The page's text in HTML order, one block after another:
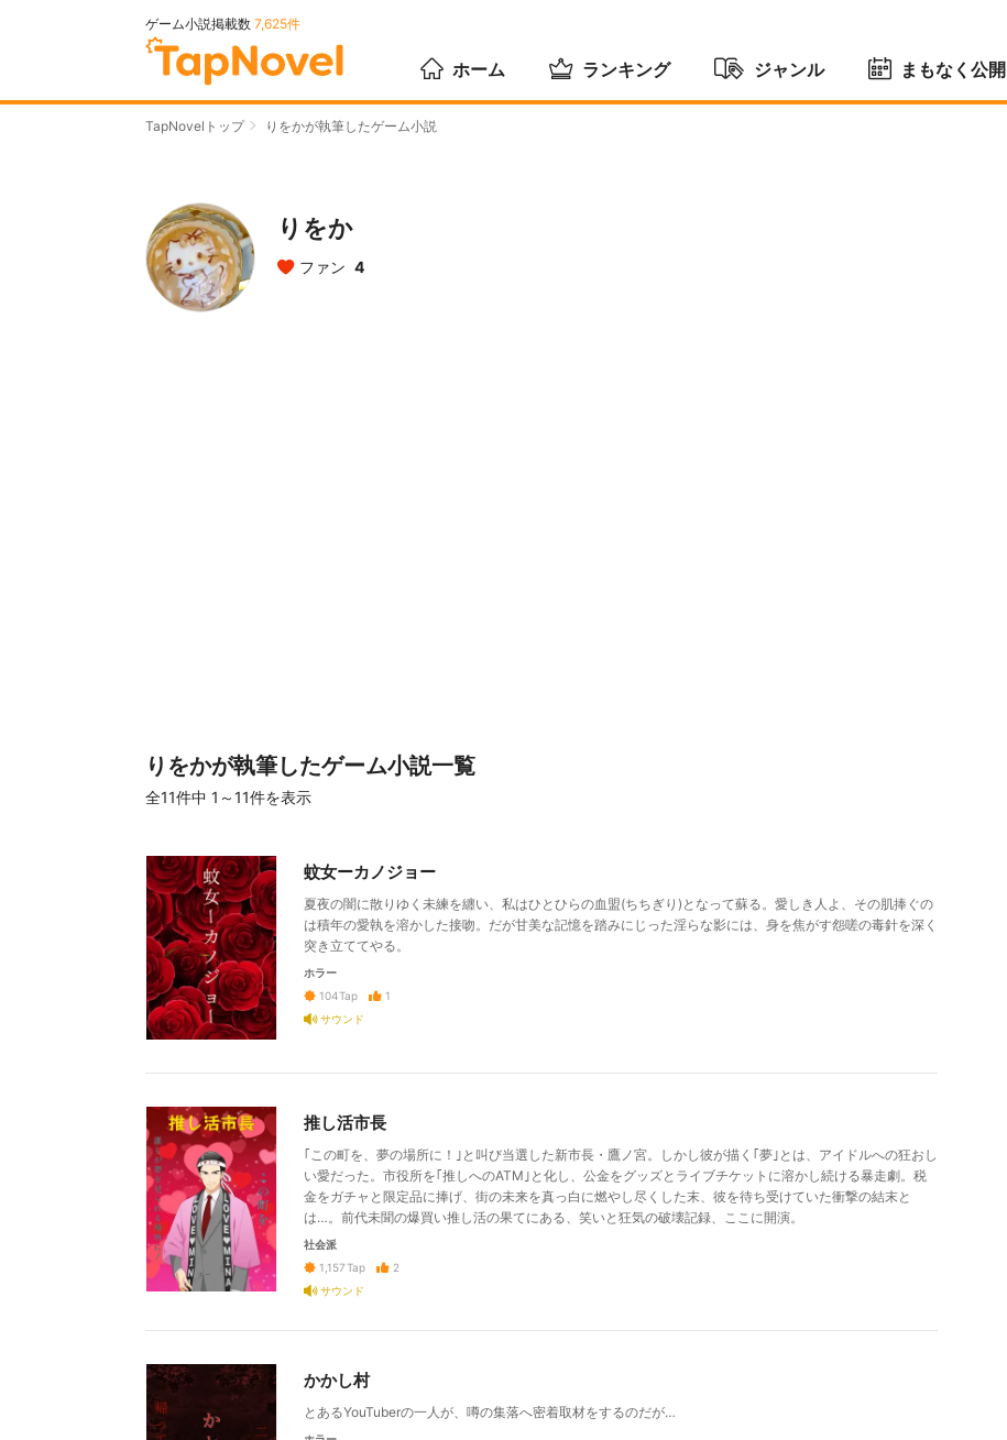
ゲーム小説掲載数 7,625件
ホーム ランキング ジャンル まもなく公開
TapNovelトップ りをかが執筆したゲーム小説
りをか
ファン 4
りをかが執筆したゲーム小説一覧
全11件中 1～11件を表示
蚊女ーカノジョー
夏夜の闇に散りゆく未練を纏い、私はひとひらの血盟(ちちぎり)となって蘇る。愛しき人よ、その肌捧ぐの
は積年の愛執を溶かした接吻。だが甘美な記憶を踏みにじった淫らな影には、身を焦がす怨嗟の毒針を深く
突き立ててやる。
ホラー
104Tap
1
サウンド
推し活市長
｢この町を、夢の場所に！｣と叫び当選した新市長・鷹ノ宮。しかし彼が描く｢夢｣とは、アイドルへの狂おし
い愛だった。市役所を｢推しへのATM｣と化し、公金をグッズとライブチケットに溶かし続ける暴走劇。税
金をガチャと限定品に捧げ、街の未来を真っ白に燃やし尽くした末、彼を待ち受けていた衝撃の結末と
は…。前代未聞の爆買い推し活の果てにある、笑いと狂気の破壊記録、ここに開演。
社会派
1,157Tap
2
サウンド
かかし村
とあるYouTuberの一人が、噂の集落へ密着取材をするのだが…